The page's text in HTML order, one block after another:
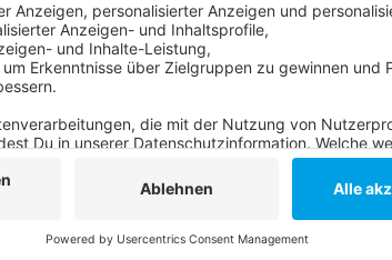
Gesellschaft mit Sitz im LVR-Klinikum.
Anzeige